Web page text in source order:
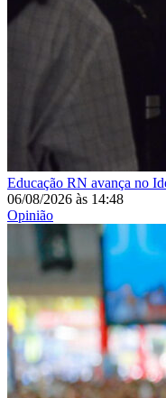
Educação RN avança no
06/08/2026 às 14:48
Opinião